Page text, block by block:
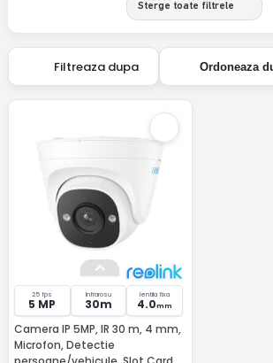
Sterge toate filtrele
Filtreaza dupa Ordoneaza
25 fps
5 MP
Infrarosu
30m
lentila fixa
4.0mm
Camera IP 5MP, IR 30 m, 4 mm,
Microfon, Detectie